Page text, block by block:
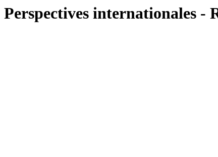
Perspectives internationales -